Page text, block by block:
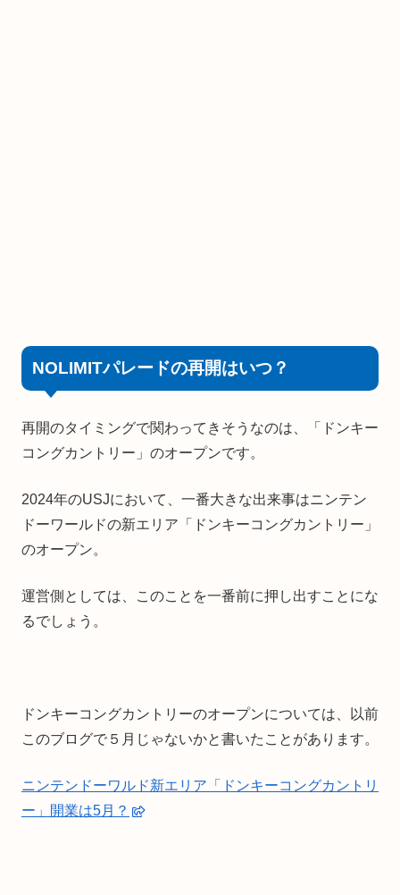
NOLIMITパレードの再開はいつ？
再開のタイミングで関わってきそうなのは、「ドンキー
コングカントリー」のオープンです。
2024年のUSJにおいて、一番大きな出来事はニンテン
ドーワールドの新エリア「ドンキーコングカントリー」
のオープン。
運営側としては、このことを一番前に押し出すことにな
るでしょう。
ドンキーコングカントリーのオープンについては、以前
このブログで５月じゃないかと書いたことがあります。
ニンテンドーワルド新エリア「ドンキーコングカントリ
ー」開業は5月？